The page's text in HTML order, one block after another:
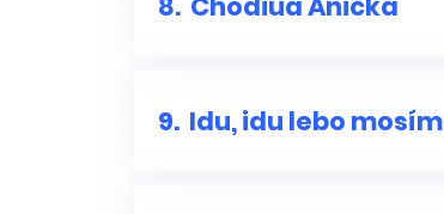
9. Idu, idu lebo mosím